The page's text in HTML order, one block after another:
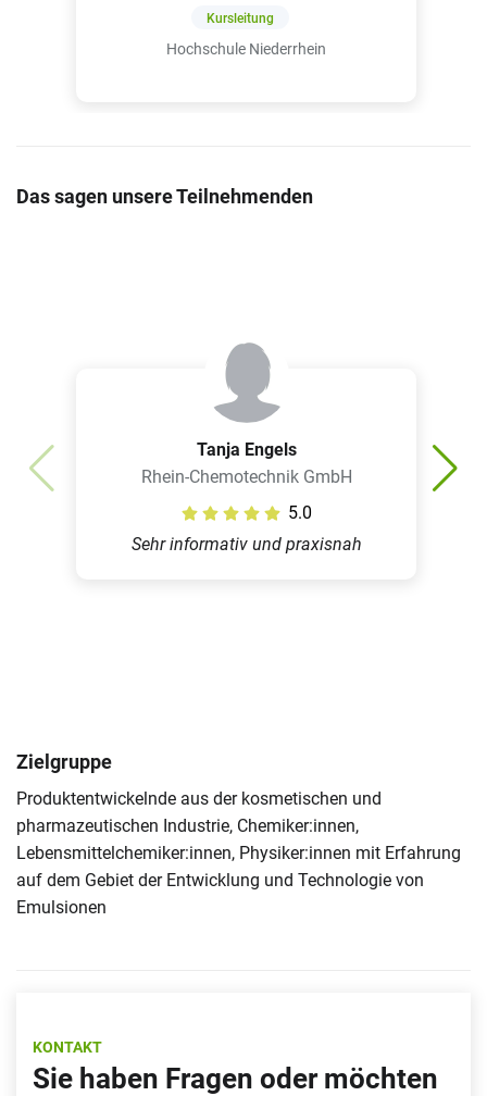
Kursleitung
Hochschule Niederrhein
Das sagen unsere Teilnehmenden
Tanja Engels
Rhein-Chemotechnik GmbH
5.0
Sehr informativ und praxisnah
Zielgruppe
Produktentwickelnde aus der kosmetischen und
pharmazeutischen Industrie, Chemiker:innen,
Lebensmittelchemiker:innen, Physiker:innen mit Erfahrung
auf dem Gebiet der Entwicklung und Technologie von
Emulsionen
KONTAKT
Sie haben Fragen oder möchten